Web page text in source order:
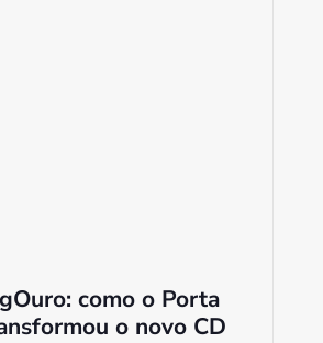
como o Porta
o novo CD